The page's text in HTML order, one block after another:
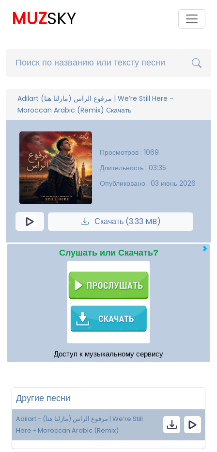
MUZSKY
Adilart (مازلنا هنا) مرفوع الراس | We’re Still Here -
Moroccan Arabic (Remix) Скачать
Просмотров : 1069
Длительность : 03:35
Опубликовано : 03 июнь 2026
Скачать (3.33 MB)
Слушать или Скачать?
Доступ к музыкальному сервису
Другие песни
Adilart - (مازلنا هنا) مرفوع الراس | We’re Still
Here - Moroccan Arabic (Remix)